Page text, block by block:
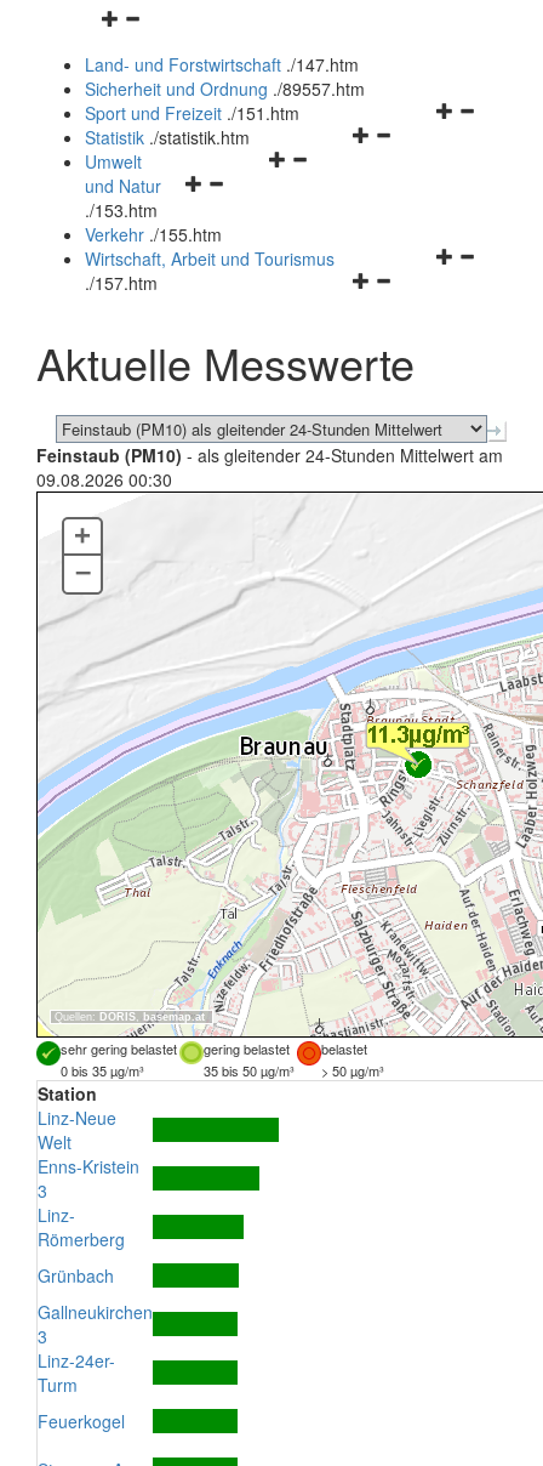
Navigationsmenü
und
schließen
Land- und Forstwirtschaft ./147.htm
Sicherheit und Ordnung ./89557.htm
Navigationsmenü
Sport und Freizeit ./151.htm
Navigationsmenü
Statistik ./statistik.htm
Navigationsmenü
und
schließen
Umwelt
und Natur
./153.htm
Verkehr ./155.htm
Navigationsmenü
schließen
Wirtschaft, Arbeit und Tourismus
./157.htm
Aktuelle Messwerte
Feinstaub (PM10) - als gleitender 24-Stunden Mittelwert am
09.08.2026 00:30
Quellen: DORIS, basemap.at
+
–
sehr gering belastet gering belastet
belastet
0 bis 35 µg/m³
35 bis 50 µg/m³ > 50 µg/m³
Station
Linz-Neue
Welt
Enns-Kristein
3
Linz-
Römerberg
Grünbach
Gallneukirchen
3
Linz-24er-
Turm
Feuerkogel